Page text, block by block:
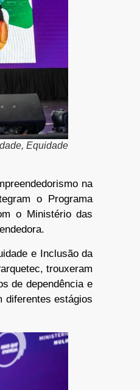
Equidade
na
o Programa
o Ministério das
e Inclusão da
trouxeram
de dependência e
diferentes estágios